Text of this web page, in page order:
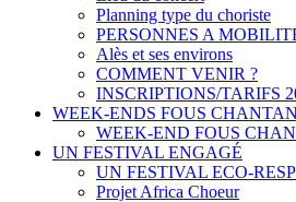
Planning type du choriste
PERSONNES A
Alès et ses environs
COMMENT VENIR ?
INSCRIPTIONS/TARIFS
WEEK-ENDS FOUS
WEEK-END FOUS
UN FESTIVAL ENGAGÉ
UN FESTIVAL ECO-
Projet Africa Choeur